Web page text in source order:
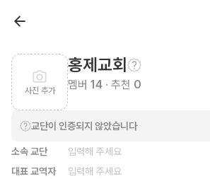
사진 추가
홍제교회
멤버 14 · 추천 0
교단이 인증되지 않았습니다
소속 교단
입력해 주세요
대표 교역자
입력해 주세요